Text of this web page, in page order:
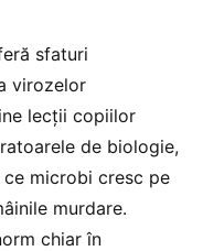
sfaturi
virozelor
lecții copiilor
de biologie,
microbi cresc pe
murdare.
chiar în